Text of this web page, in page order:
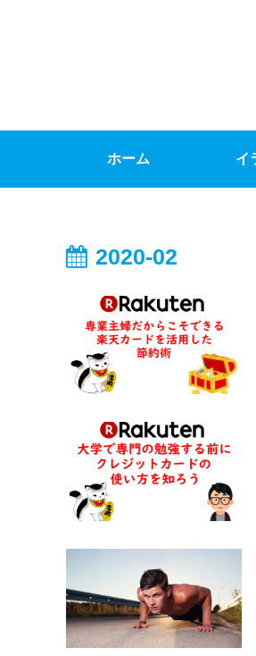
ホーム イ
2020-02